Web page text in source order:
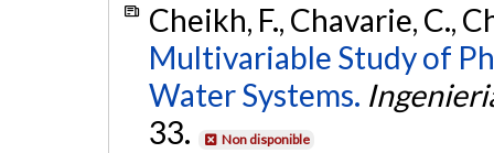
Cheikh, F., Chavarie, C.,
Multivariable Study of
Water Systems.
33.
Non disponible